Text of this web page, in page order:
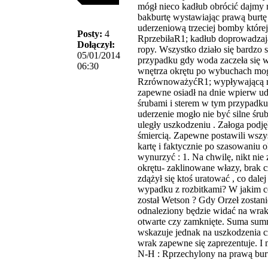
Posty: 4
Dołączył:
05/01/2014
06:30
mógł nieco kadłub obrócić dajmy
bakburtę wystawiając prawą
uderzeniową trzeciej bomby
RprzebiłaR1; kadłub
ropy. Wszystko działo się bardzo
przypadku gdy woda zaczeła się
wnętrza okrętu po wybuchach
RzrównoważyćR1; wypływającą
zapewne osiadł na dnie wpierw
śrubami i sterem w tym
uderzenie mogło nie być silne
uległy uszkodzeniu . Załoga
śmiercią. Zapewne postawili
kartę i faktycznie po szasowaniu
wynurzyć : 1. Na chwilę, nikt nie
okrętu- zaklinowane włazy, brak
zdążył się ktoś uratować , co
wypadku z rozbitkami? W jakim
został Wetson ? Gdy Orzeł
odnaleziony będzie widać na
otwarte czy zamknięte. Suma
wskazuje jednak na uszkodzenia
wrak zapewne się zaprezentuje. I
N-H : Rprzechylony na prawą